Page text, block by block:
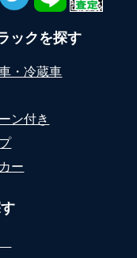
ックを探す
・冷蔵車
ン付き
ー